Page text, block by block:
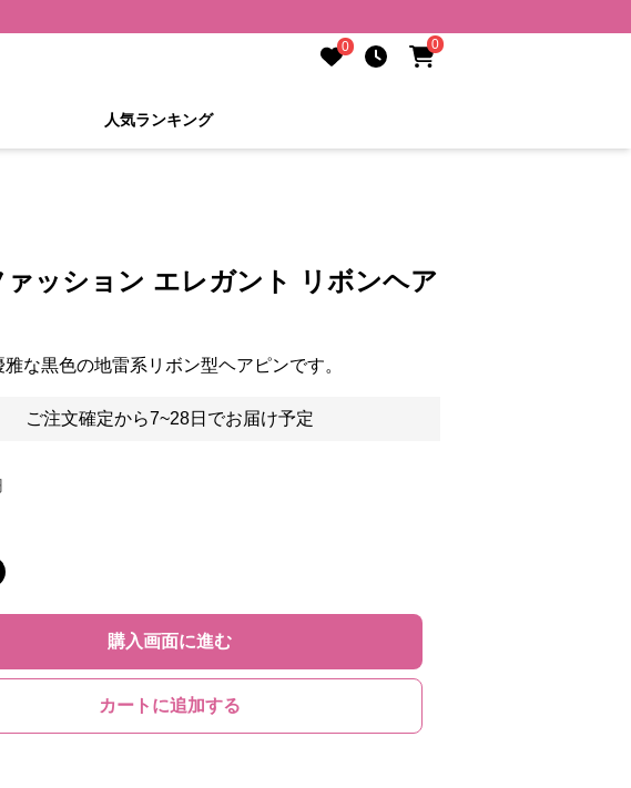
0 0
人気ランキング
ァッション エレガント リボンヘア
な黒色の地雷系リボン型ヘアピンです。
ご注文確定から7~28日でお届け予定
購入画面に進む
カートに追加する